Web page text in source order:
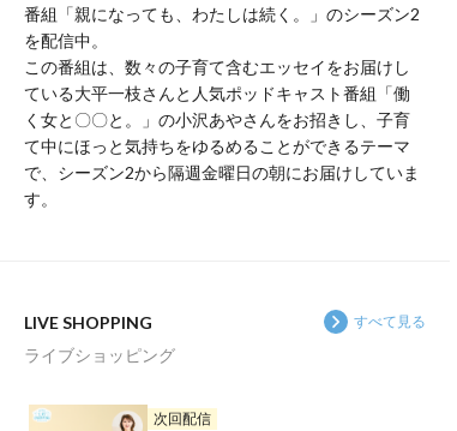
番組「親になっても、わたしは続く。」のシーズン2
を配信中。
この番組は、数々の子育て含むエッセイをお届けし
ている大平一枝さんと人気ポッドキャスト番組「働
く女と〇〇と。」の小沢あやさんをお招きし、子育
て中にほっと気持ちをゆるめることができるテーマ
で、シーズン2から隔週金曜日の朝にお届けしていま
す。
LIVE SHOPPING すべて見る
ライブショッピング
次回配信